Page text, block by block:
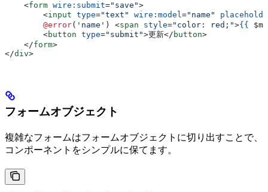
    <
form wire:submit="save">
        <
input type="text" wire:model="name"
        @error
( 'name' ) <span style="color: red;">{{
        <
button type="submit">更新</ button>
    </
form>
</div>
フォームオブジェクト
複雑なフォームはフォームオブジェクトに切り出すことで、
コンポーネントをシンプルに保てます。